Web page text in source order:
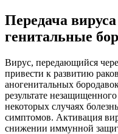
Передача
генитальные
Вирус, передающийся
привести к развитию
аногенитальных
результате
некоторых случаях
симптомов. Активация
снижении иммунной